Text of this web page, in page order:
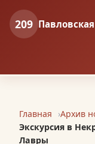
209
Главная
Архив
Экскурсия в
Лавры